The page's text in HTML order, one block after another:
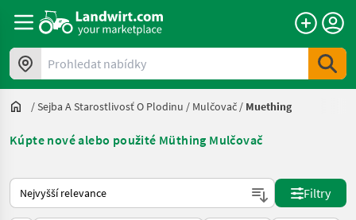
Prohledat nabídky
/Sejba A Starostlivosť O Plodinu / Mulčovač / Muething
Kúpte nové alebo použité Müthing Mulčovač
Takto se řadí nabídky na Landwirt.com
Filtry